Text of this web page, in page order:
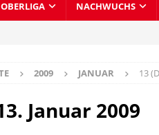
OBERLIGA NACHWUCHS
2009 JANUAR 13
Januar 2009